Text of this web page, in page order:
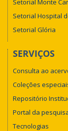
Setorial Monte
Setorial Hospital
Setorial Glória
SERVIÇOS
Consulta ao
Coleções
Repositório
Portal da
Tecnologias